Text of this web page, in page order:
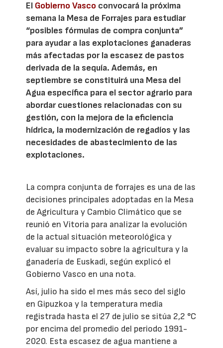
El Gobierno Vasco convocará la próxima
semana la Mesa de Forrajes para estudiar
“posibles fórmulas de compra conjunta”
para ayudar a las explotaciones ganaderas
más afectadas por la escasez de pastos
derivada de la sequía. Además, en
septiembre se constituirá una Mesa del
Agua específica para el sector agrario para
abordar cuestiones relacionadas con su
gestión, con la mejora de la eficiencia
hídrica, la modernización de regadíos y las
necesidades de abastecimiento de las
explotaciones.
La compra conjunta de forrajes es una de las
decisiones principales adoptadas en la Mesa
de Agricultura y Cambio Climático que se
reunió en Vitoria para analizar la evolución
de la actual situación meteorológica y
evaluar su impacto sobre la agricultura y la
ganadería de Euskadi, según explicó el
Gobierno Vasco en una nota.
Así, julio ha sido el mes más seco del siglo
en Gipuzkoa y la temperatura media
registrada hasta el 27 de julio se sitúa 2,2 °C
por encima del promedio del periodo 1991-
2020. Esta escasez de agua mantiene a